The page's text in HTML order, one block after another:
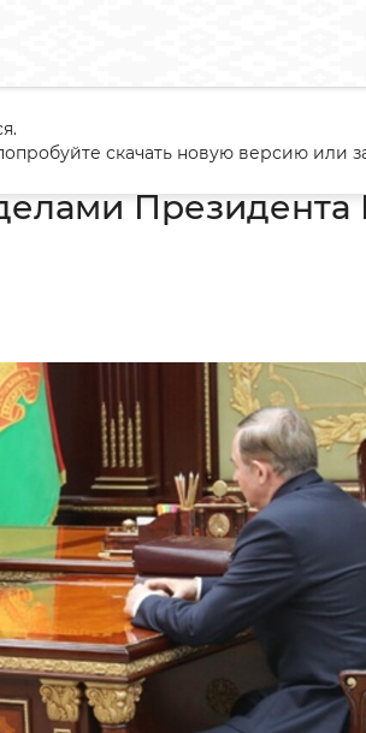
Беларуси Виктора Шеймана
Президента
скачать новую версию или